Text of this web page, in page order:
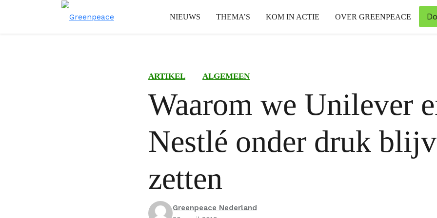
NIEUWS THEMA’S KOM IN ACTIE OVER GREENPEACE
ARTIKEL ALGEMEEN
Waarom we Unilever
Nestlé onder druk
zetten
Greenpeace Nederland